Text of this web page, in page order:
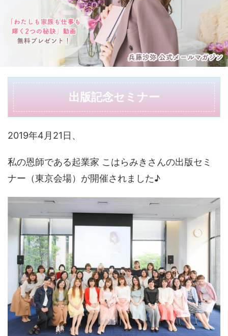
出版記念セミナー
2019年4月21日、
私の恩師である起業家 こはらみきさんの出版セミ
ナー（東京会場）が開催されました♪